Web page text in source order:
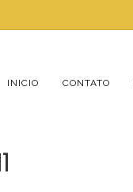
INICIO CONTATO